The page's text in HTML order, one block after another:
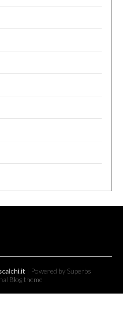
| Powered by Superbs
Blog theme